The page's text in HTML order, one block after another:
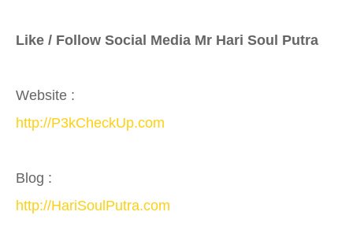
Like / Follow Social Media Mr Hari Soul Putra
Website :
http://P3kCheckUp.com
Blog :
http://HariSoulPutra.com